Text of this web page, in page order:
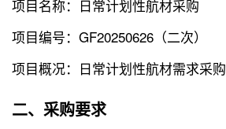
项目名称：日常计划性航材采购
项目编号：GF20250626（二次）
项目概况：日常计划性航材需求采购
二、采购要求